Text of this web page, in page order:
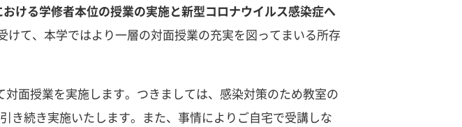
おける学修者本位の授業の実施と新型コロナウイルス感染症へ
けて、本学ではより一層の対面授業の充実を図ってまいる所存
面授業を実施します。つきましては、感染対策のため教室の
き続き実施いたします。また、事情によりご自宅で受講しな